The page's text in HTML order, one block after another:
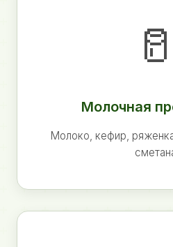
🥛
Молочная
Молоко, кефир,